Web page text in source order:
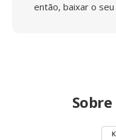
então, baixar o